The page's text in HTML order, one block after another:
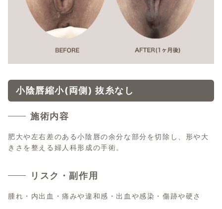
小陰唇縮小(両側) 抜糸なし
施術内容
肥大や左右差のある小陰唇の余分な部分を切除し、形や大
きさを整える婦人科形成の手術。
リスク・副作用
腫れ・内出血・痛みや違和感・出血や感染・傷跡や硬さ